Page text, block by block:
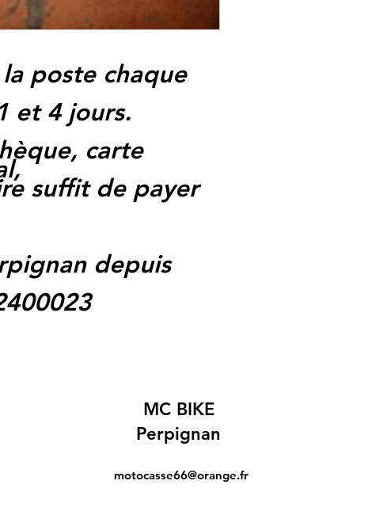
poste chaque
et 4 jours.
carte
suffit de payer
depuis
MC BIKE
Perpignan
motocasse66@orange.fr